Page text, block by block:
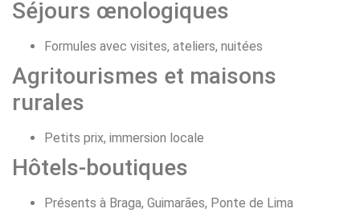
Séjours œnologiques
Formules avec visites, ateliers, nuitées
Agritourismes et maisons
rurales
Petits prix, immersion locale
Hôtels-boutiques
Présents à Braga, Guimarães, Ponte de Lima